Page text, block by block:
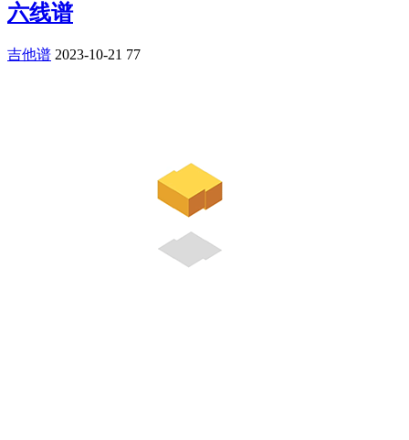
六线谱
吉他谱 2023-10-21 77